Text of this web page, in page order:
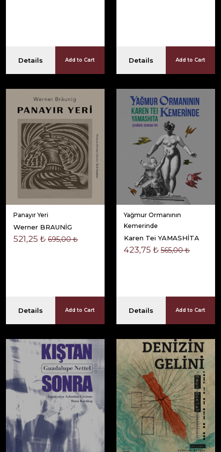
Details Add to Cart Details Add to Cart
Panayır Yeri
Werner BRAUNİG
521,25 ₺ 695,00 ₺
Details Add to Cart
Yağmur Ormanının
Kemerinde
Karen Tei YAMASHİTA
423,75 ₺ 565,00 ₺
Details Add to Cart